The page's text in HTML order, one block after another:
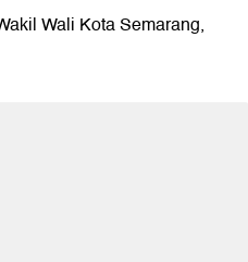
Wali Kota Semarang,